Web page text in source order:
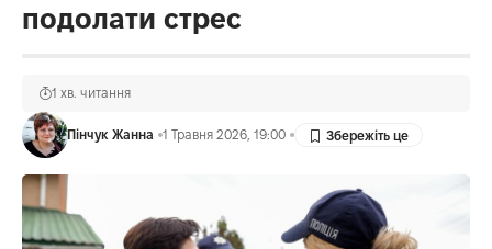
подолати стрес
Пінчук Жанна 1 Травня 2026, 19:00
1 хв. читання